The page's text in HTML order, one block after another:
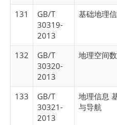
131
GB/T
30319-
2013
基础地理
132
GB/T
30320-
2013
地理空间
133
GB/T
30321-
2013
地理信息
与导航